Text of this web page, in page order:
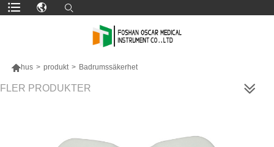
hus > produkt > Badrumssäkerhet
FLER PRODUKTER